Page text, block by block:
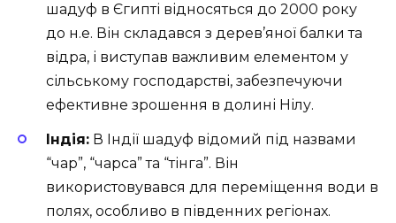
шадуф в Єгипті відносяться до 2000 року
до н.е. Він складався з дерев’яної балки та
відра, і виступав важливим елементом у
сільському господарстві, забезпечуючи
ефективне зрошення в долині Нілу.
Індія: В Індії шадуф відомий під назвами
“чар”, “чарса” та “тінга”. Він
використовувався для переміщення води в
полях, особливо в південних регіонах.